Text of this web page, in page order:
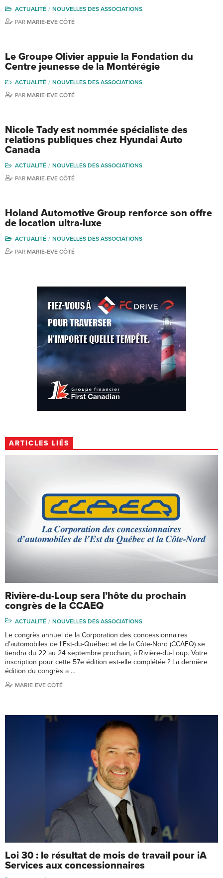
ACTUALITÉ
NOUVELLES DES ASSOCIATIONS
PAR MARIE-EVE CÔTÉ
Le Groupe Olivier appuie la Fondation du
Centre jeunesse de la Montérégie
ACTUALITÉ
NOUVELLES DES ASSOCIATIONS
PAR MARIE-EVE CÔTÉ
Nicole Tady est nommée spécialiste des
relations publiques chez Hyundai Auto
Canada
ACTUALITÉ
NOUVELLES DES ASSOCIATIONS
PAR MARIE-EVE CÔTÉ
Holand Automotive Group renforce son offre
de location ultra-luxe
ACTUALITÉ
NOUVELLES DES ASSOCIATIONS
PAR MARIE-EVE CÔTÉ
ARTICLES LIÉS
Rivière-du-Loup sera l’hôte du prochain
congrès de la CCAEQ
ACTUALITÉ NOUVELLES DES ASSOCIATIONS
Le congrès annuel de la Corporation des concessionnaires
d’automobiles de l’Est-du-Québec et de la Côte-Nord (CCAEQ) se
tiendra du 22 au 24 septembre prochain, à Rivière-du-Loup. Votre
inscription pour cette 57e édition est-elle complétée ? La dernière
édition du congrès a …
MARIE-EVE CÔTÉ
Loi 30 : le résultat de mois de travail pour iA
Services aux concessionnaires